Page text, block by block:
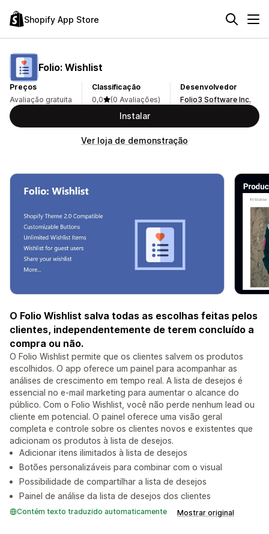
Shopify App Store
Folio: Wishlist
Preços
Avaliação gratuita
Classificação
0,0
(0 Avaliações)
Desenvolvedor
Folio3 Software Inc.
Instalar
Ver loja de demonstração
O Folio Wishlist salva todas as escolhas feitas pelos
clientes, independentemente de terem concluído a
compra ou não.
O Folio Wishlist permite que os clientes salvem os produtos
escolhidos. O app oferece um painel para acompanhar as
análises de crescimento em tempo real. A lista de desejos é
essencial no e-mail marketing para aumentar o alcance do
público. Com o Folio Wishlist, você não perde nenhum lead ou
cliente em potencial. O painel oferece uma visão geral
completa e controle sobre os clientes novos e existentes que
adicionam os produtos à lista de desejos.
Adicionar itens ilimitados à lista de desejos
Botões personalizáveis para combinar com o visual
Possibilidade de compartilhar a lista de desejos
Painel de análise da lista de desejos dos clientes
Contém texto traduzido automaticamente Mostrar original